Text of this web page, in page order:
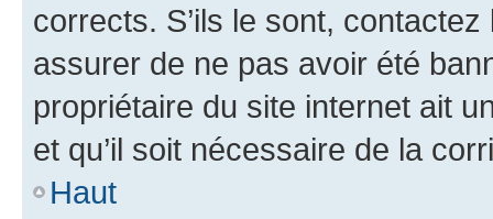
corrects. S’ils le sont,
assurer de ne pas avoir été
propriétaire du site internet ait
et qu’il soit nécessaire de la
Haut